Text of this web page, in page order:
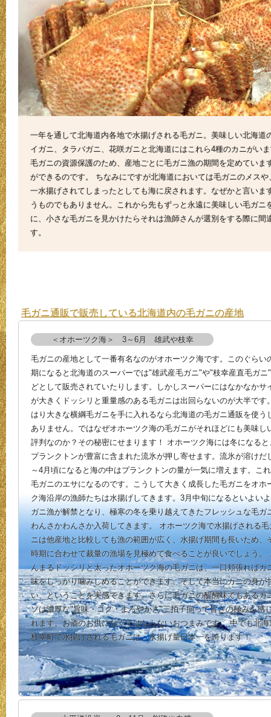
一年を通して北海道内各地で水揚げされる毛ガニ。美味しい北海
イガニ、タラバガニ、花咲ガニと北海道にはこれら4種のカニがい
毛ガニの資源保護のため、産地ごとに毛ガニ漁の期間を定めてい
ができるのです。 ちなみにですが北海道においては毛ガニのメス
一水揚げされてしまったとしても海に戻されます。なぜかと言い
うものでもありません。これから先もずっと永遠に美味しい毛ガ
に、小さな毛ガニを見かけたらそれは漁師さんが選別をする際に
す。
毛ガニ通販で販売している北海道内の毛ガニの産地
＜オホーツク海＞ 3～6月 雄武や枝幸
毛ガニの産地として一番有名なのがオホーツク海です。このぐらい
期になると北海道のスーパーでは"雄武産毛ガニ"や"枝幸産直毛ガニ
どとして販売されていたりします。しかしスーパーにはなかなかサ
が大きくドッシリと重量感のある毛ガニは出回らないのが大半です
はり大きな横綱毛ガニを手に入れるなら北海道の毛ガニ通販を使う
ありません。ではなぜオホーツク海の毛ガニがそれほどにも美味し
評判なのか？その秘密にせまります！ オホーツク海には冬になると
プランクトンが豊富に含まれた流氷が押し寄せます。流氷が溶けだ
～4月頃になると海の中はプランクトンの量が一気に増えます。こ
毛ガニのエサになるのです。こうして大きく成長した毛ガニをオホ
ク海沿岸の漁師たちは水揚げしてきます。3月中旬になるといよい
ガニ漁が解禁となり、極寒の冬を乗り越えてきたフレッシュな毛ガ
わんさかわんさか入荷してきます。 オホーツク海で水揚げされる毛
ニは他産地と比較しても漁の範囲が広く、水揚げ期間も長いため、
時期に合わせて裁量の漁場を見極めて食べることが良いでしょう。
んまるドッシリと太ったオホーツク海の毛ガニは、一口頬張ればカ
味をしっかり噛みしめることができます。そして本当にカニの身が
い、ということを実感できます。さらに毛ガニの醍醐味でもあるカ
ソは濃厚な"旨味・コク・まろやかさ"三拍子揃って旨さの極みを感
れます。お酒のお供になくてはならないおつまみです。 中でも北海
枝幸町で水揚げされる毛ガニは、水揚げ量日本一を誇ります！